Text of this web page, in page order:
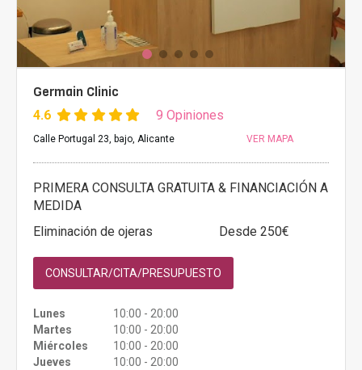
Germain Clinic
4.6 9 Opiniones
Calle Portugal 23, bajo, Alicante VER MAPA
PRIMERA CONSULTA GRATUITA & FINANCIACIÓN A
MEDIDA
Eliminación de ojeras
Desde 250€
CONSULTAR/CITA/PRESUPUESTO
Lunes
10:00 - 20:00
Martes
10:00 - 20:00
Miércoles
10:00 - 20:00
Jueves
10:00 - 20:00